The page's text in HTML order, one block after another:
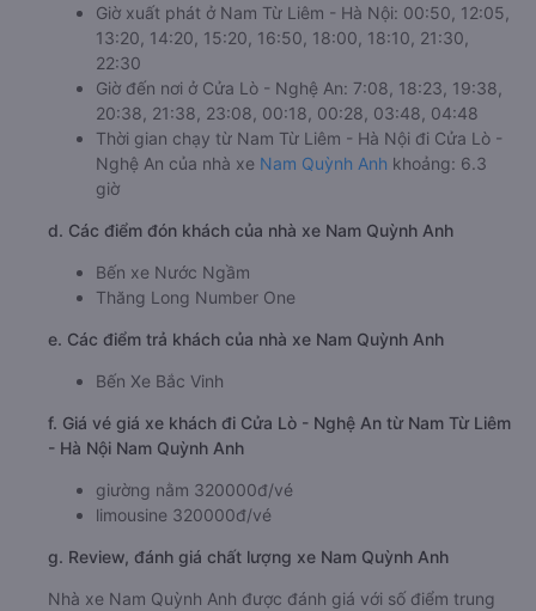
Giờ xuất phát ở Nam Từ Liêm - Hà Nội: 00:50, 12:05,
13:20, 14:20, 15:20, 16:50, 18:00, 18:10, 21:30,
22:30
Giờ đến nơi ở Cửa Lò - Nghệ An: 7:08, 18:23, 19:38,
20:38, 21:38, 23:08, 00:18, 00:28, 03:48, 04:48
Thời gian chạy từ Nam Từ Liêm - Hà Nội đi Cửa Lò -
Nghệ An của nhà xe Nam Quỳnh Anh khoảng: 6.3
giờ
d. Các điểm đón khách của nhà xe Nam Quỳnh Anh
Bến xe Nước Ngầm
Thăng Long Number One
e. Các điểm trả khách của nhà xe Nam Quỳnh Anh
Bến Xe Bắc Vinh
f. Giá vé giá xe khách đi Cửa Lò - Nghệ An từ Nam Từ Liêm
- Hà Nội Nam Quỳnh Anh
giường nằm 320000đ/vé
limousine 320000đ/vé
g. Review, đánh giá chất lượng xe Nam Quỳnh Anh
Nhà xe Nam Quỳnh Anh được đánh giá với số điểm trung